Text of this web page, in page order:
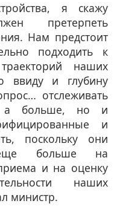
я скажу
претерпеть
Нам предстоит
подходить к
наших
ввиду и глубину
отслеживать
а больше, но и
и
поскольку они
больше на
и на оценку
наших
министр.